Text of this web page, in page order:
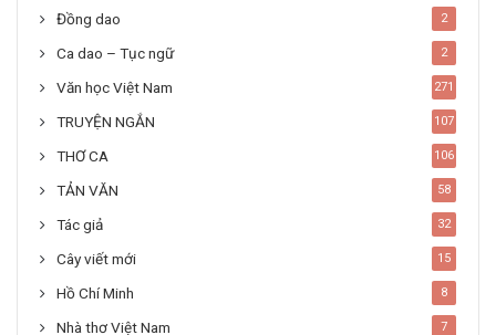
Đồng dao 2
Ca dao – Tục ngữ 2
Văn học Việt Nam 271
TRUYỆN NGẮN 107
THƠ CA 106
TẢN VĂN 58
Tác giả 32
Cây viết mới 15
Hồ Chí Minh 8
Nhà thơ Việt Nam 7